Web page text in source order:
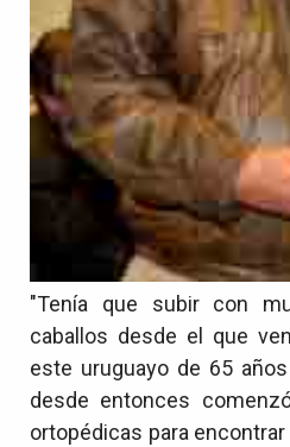
"Tenía que subir con
caballos desde el que
este uruguayo de 65
desde entonces
ortopédicas para